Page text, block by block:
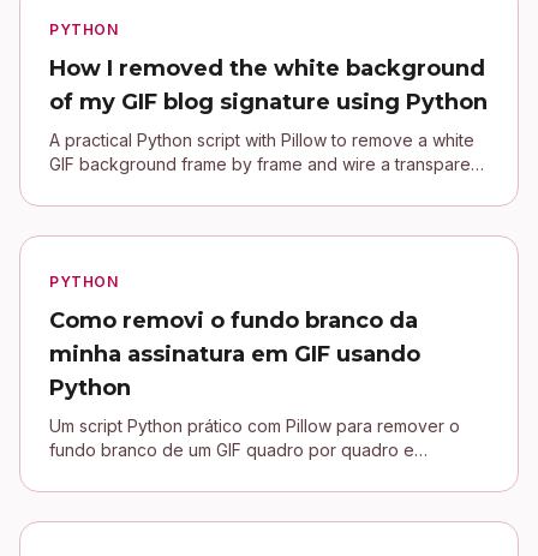
PYTHON
How I removed the white background
of my GIF blog signature using Python
A practical Python script with Pillow to remove a white
GIF background frame by frame and wire a transparent
PYTHON
Como removi o fundo branco da
minha assinatura em GIF usando
Python
Um script Python prático com Pillow para remover o
fundo branco de um GIF quadro por quadro e